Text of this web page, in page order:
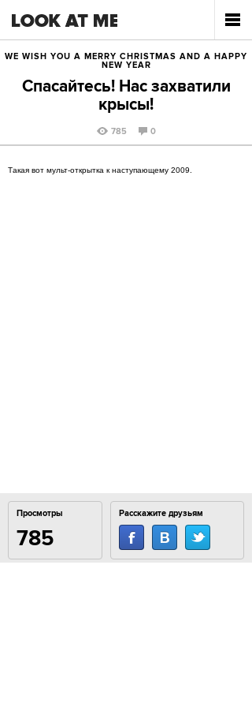
WE WISH YOU A MERRY CHRISTMAS AND A HAPPY
NEW YEAR
Спасайтесь! Нас захватили
крысы!
785 0
Такая вот мульт-открытка к наступающему 2009.
Просмотры
785
Расскажите друзьям